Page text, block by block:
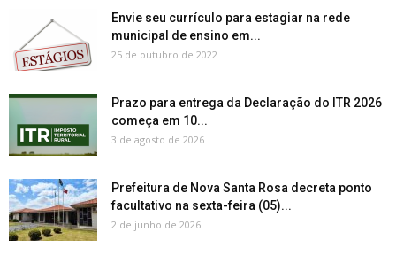
Envie seu currículo para estagiar na rede
municipal de ensino em...
25 de outubro de 2022
Prazo para entrega da Declaração do ITR 2026
começa em 10...
3 de agosto de 2026
Prefeitura de Nova Santa Rosa decreta ponto
facultativo na sexta-feira (05)...
2 de junho de 2026